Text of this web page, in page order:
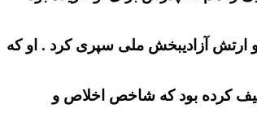
ایران و ارتش آزادیبخش ملی سپری کرد . او که
کرده بود که شاخص اخلاص و